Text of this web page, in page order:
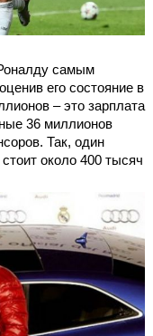
самым
его состояние в
– это зарплата
36 миллионов
Так, один
около 400 тысяч